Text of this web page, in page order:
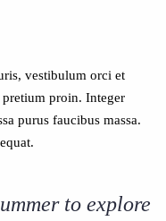
vestibulum orci et
proin. Integer
purus faucibus massa.
to explore